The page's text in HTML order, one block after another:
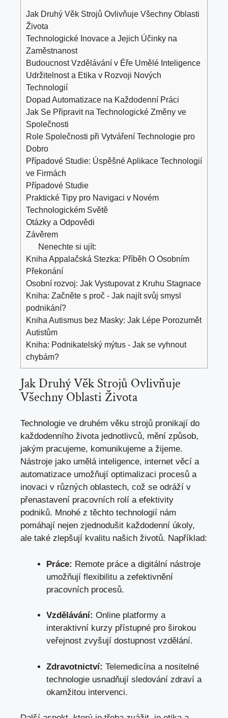
Jak Druhý Věk Strojů Ovlivňuje Všechny Oblasti
Života
Technologické Inovace a Jejich Účinky na
Zaměstnanost
Budoucnost Vzdělávání v Éře Umělé Inteligence
Udržitelnost a Etika v Rozvoji Nových
Technologií
Dopad Automatizace na Každodenní Práci
Jak Se Připravit na Technologické Změny ve
Společnosti
Role Společnosti při Vytváření Technologie pro
Dobro
Případové Studie: Úspěšné Aplikace Technologií
ve Firmách
Případové Studie
Praktické Tipy pro Navigaci v Novém
Technologickém Světě
Otázky a Odpovědi
Závěrem
Nenechte si ujít:
Kniha Appalačská Stezka: Příběh O Osobním
Překonání
Osobní rozvoj: Jak Vystupovat z Kruhu Stagnace
Kniha: Začněte s proč - Jak najít svůj smysl
podnikání?
Kniha Autismus bez Masky: Jak Lépe Porozumět
Autistům
Kniha: Podnikatelský mýtus - Jak se vyhnout
chybám?
Jak Druhý Věk Strojů Ovlivňuje
Všechny Oblasti Života
Technologie ve druhém věku strojů pronikají do
každodenního života jednotlivců, mění způsob,
jakým pracujeme, komunikujeme a žijeme.
Nástroje jako umělá inteligence, internet věcí a
automatizace umožňují optimalizaci procesů a
inovaci v různých oblastech, což se odráží v
přenastavení pracovních rolí a efektivity
podniků. Mnohé z těchto technologií nám
pomáhají nejen zjednodušit každodenní úkoly,
ale také zlepšují kvalitu našich životů. Například:
Práce: Remote práce a digitální nástroje
umožňují flexibilitu a zefektivnění
pracovních procesů.
Vzdělávání: Online platformy a
interaktivní kurzy přístupné pro širokou
veřejnost zvyšují dostupnost vzdělání.
Zdravotnictví: Telemedicína a nositelné
technologie usnadňují sledování zdraví a
okamžitou intervenci.